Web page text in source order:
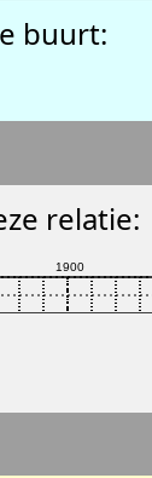
buurt:
relatie: